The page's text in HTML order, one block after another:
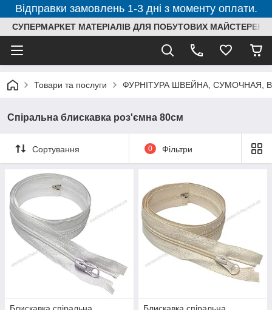
Відправки замовлень 1-3 дні з моменту оплати.
СУПЕРМАРКЕТ МАТЕРІАЛІВ ДЛЯ ПОБУТОВИХ МАЙСТЕРЕНЬ
Товари та послуги ФУРНІТУРА ШВЕЙНА, СУМОЧНАЯ,
Спіральна блискавка роз'ємна 80см
Сортування 0 Фільтри